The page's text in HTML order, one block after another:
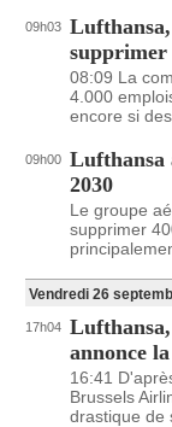
09h03
supprimer
08:09 La
4.000
encore si
09h00 Lufthansa
2030
Le groupe
supprimer
Vendredi 26
17h04
annonce
16:41
Brussels
drastique de